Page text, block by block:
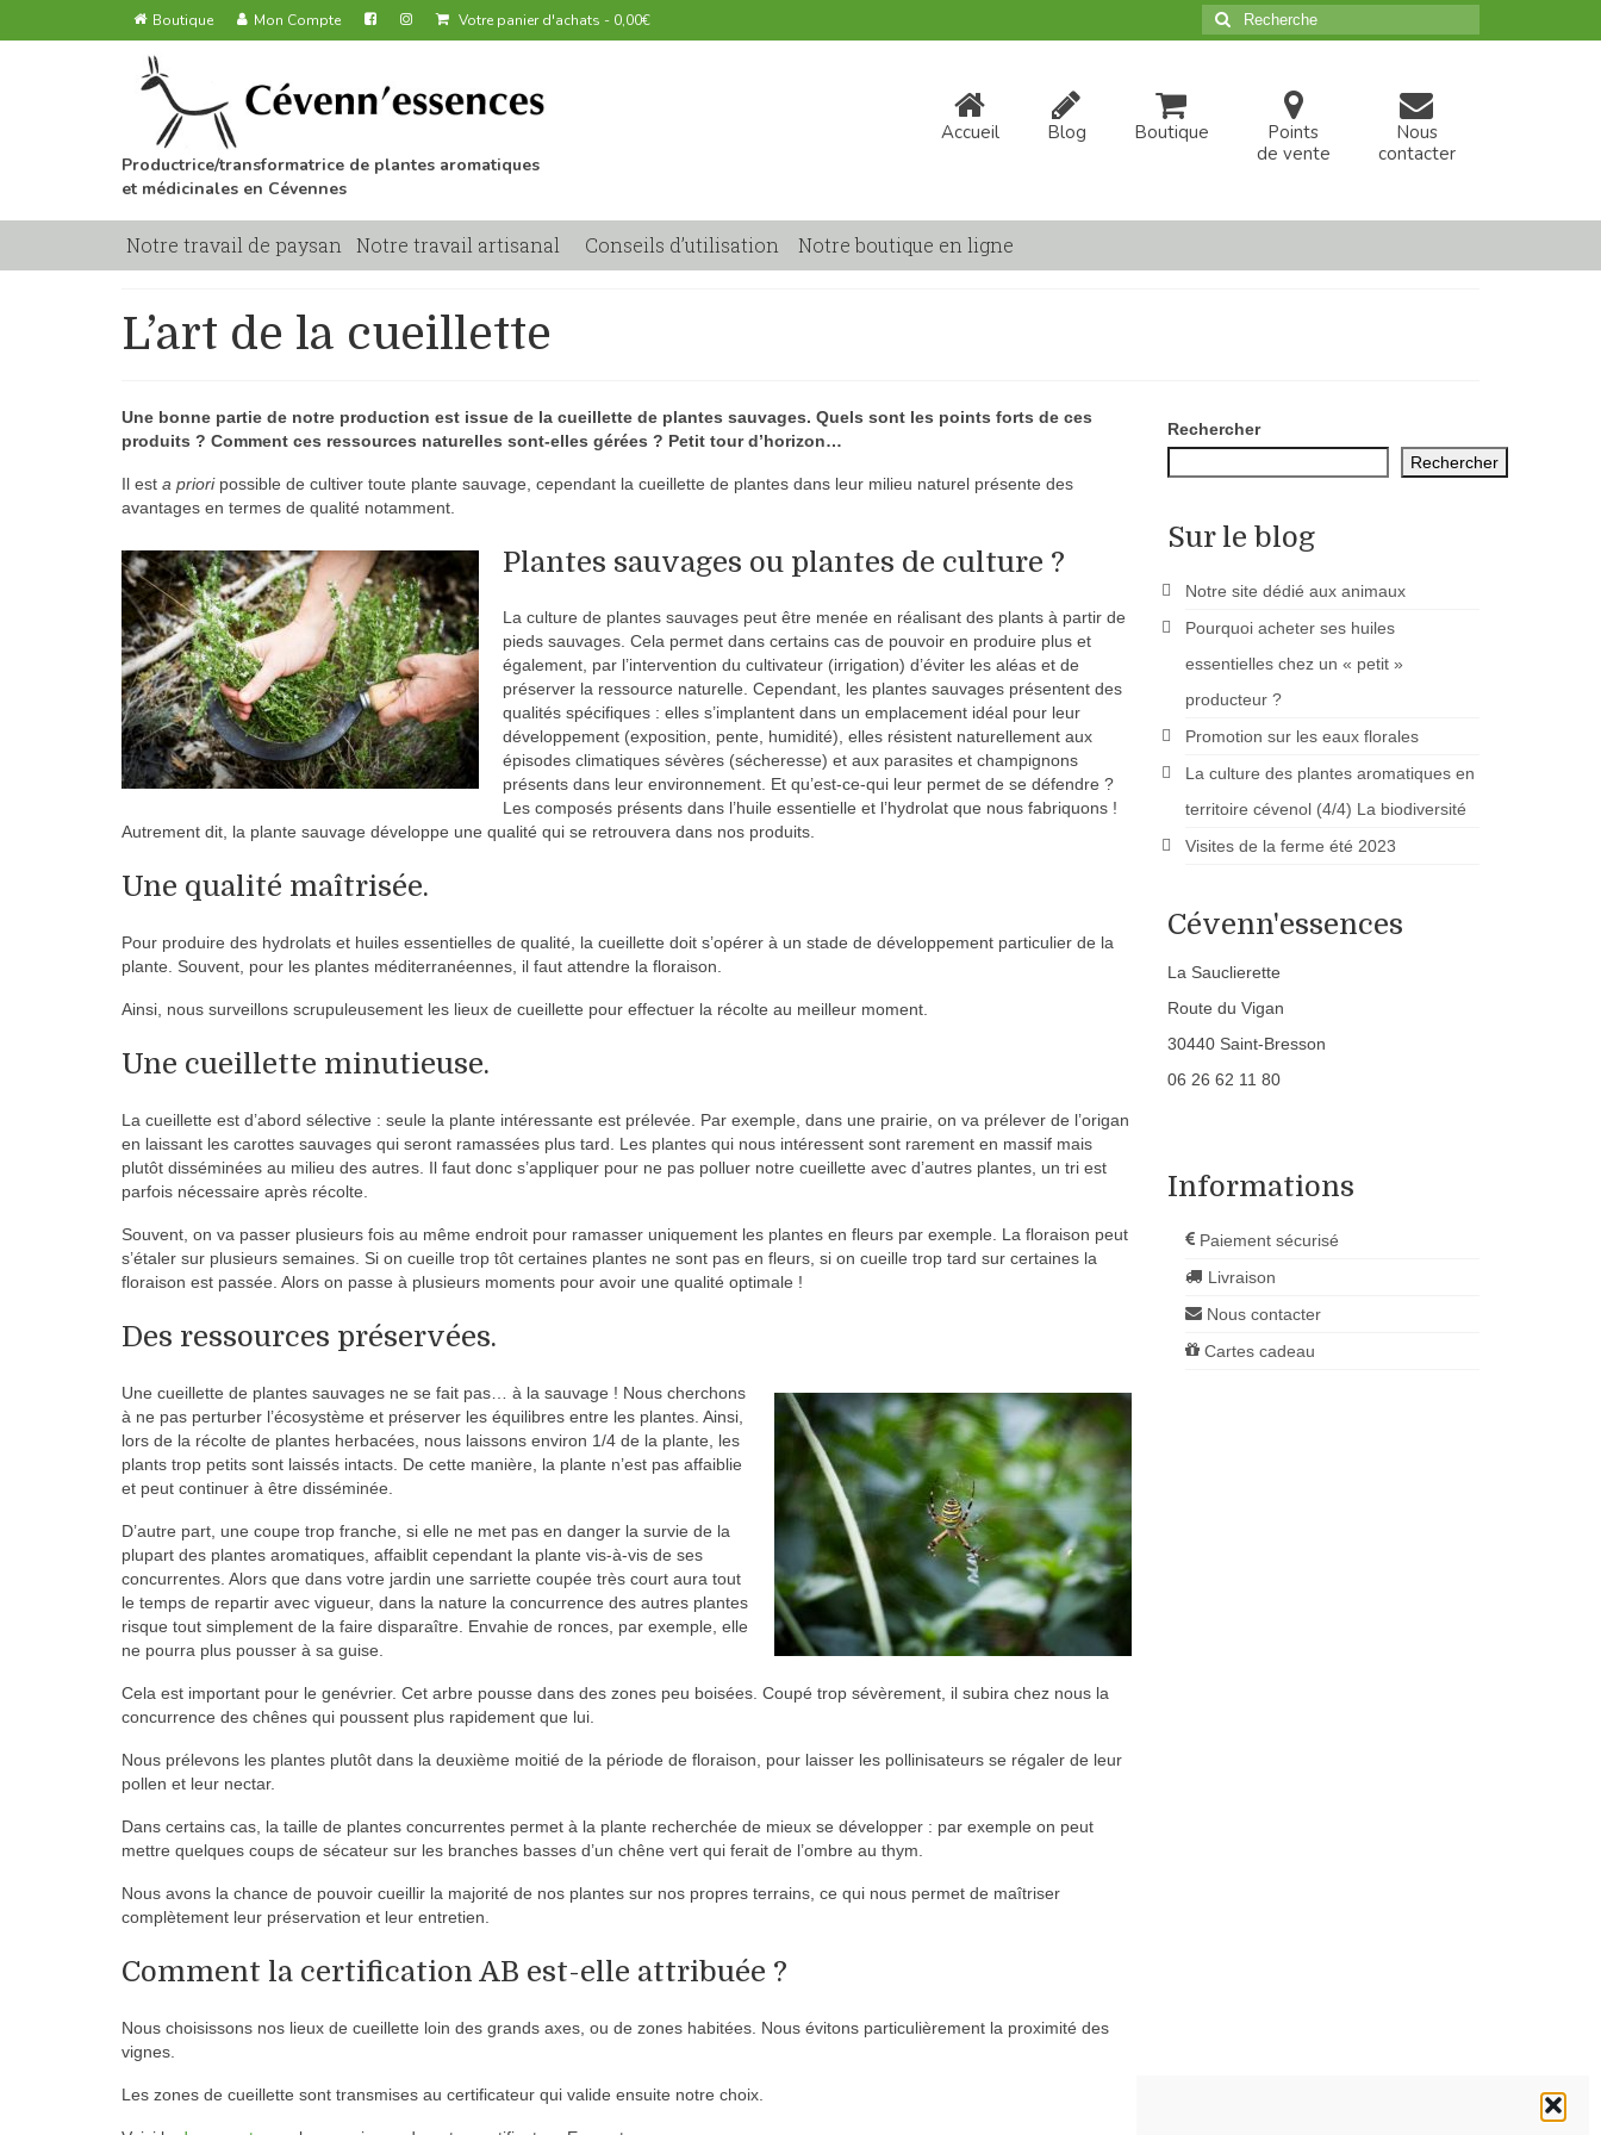
Boutique Mon Compte Votre panier d'achats - 0,00€
Rechercher
:
Productrice/transformatrice de plantes aromatiques
et médicinales en Cévennes
Accueil Blog Boutique
Points
de vente
Nous
contacter
Notre travail de paysan Notre travail artisanal Conseils d’utilisation Notre boutique en ligne
L’art de la cueillette
Une bonne partie de notre production est issue de la cueillette de plantes sauvages. Quels sont les points forts de ces
produits ? Comment ces ressources naturelles sont-elles gérées ? Petit tour d’horizon…
Il est a prioripossible de cultiver toute plante sauvage, cependant la cueillette de plantes dans leur milieu naturel présente des
avantages en termes de qualité notamment.
Plantes sauvages ou plantes de culture ?
La culture de plantes sauvages peut être menée en réalisant des plants à partir de
pieds sauvages. Cela permet dans certains cas de pouvoir en produire plus et
également, par l’intervention du cultivateur (irrigation) d’éviter les aléas et de
préserver la ressource naturelle. Cependant, les plantes sauvages présentent des
qualités spécifiques : elles s’implantent dans un emplacement idéal pour leur
développement (exposition, pente, humidité), elles résistent naturellement aux
épisodes climatiques sévères (sécheresse) et aux parasites et champignons
présents dans leur environnement. Et qu’est-ce-qui leur permet de se défendre ?
Les composés présents dans l’huile essentielle et l’hydrolat que nous fabriquons !
Autrement dit, la plante sauvage développe une qualité qui se retrouvera dans nos produits.
Une qualité maîtrisée.
Pour produire des hydrolats et huiles essentielles de qualité, la cueillette doit s’opérer à un stade de développement particulier de la
plante. Souvent, pour les plantes méditerranéennes, il faut attendre la floraison.
Ainsi, nous surveillons scrupuleusement les lieux de cueillette pour effectuer la récolte au meilleur moment.
Une cueillette minutieuse.
La cueillette est d’abord sélective : seule la plante intéressante est prélevée. Par exemple, dans une prairie, on va prélever de l’origan
en laissant les carottes sauvages qui seront ramassées plus tard. Les plantes qui nous intéressent sont rarement en massif mais
plutôt disséminées au milieu des autres. Il faut donc s’appliquer pour ne pas polluer notre cueillette avec d’autres plantes, un tri est
parfois nécessaire après récolte.
Souvent, on va passer plusieurs fois au même endroit pour ramasser uniquement les plantes en fleurs par exemple. La floraison peut
s’étaler sur plusieurs semaines. Si on cueille trop tôt certaines plantes ne sont pas en fleurs, si on cueille trop tard sur certaines la
floraison est passée. Alors on passe à plusieurs moments pour avoir une qualité optimale !
Des ressources préservées.
Une cueillette de plantes sauvages ne se fait pas… à la sauvage ! Nous cherchons
à ne pas perturber l’écosystème et préserver les équilibres entre les plantes. Ainsi,
lors de la récolte de plantes herbacées, nous laissons environ 1/4 de la plante, les
plants trop petits sont laissés intacts. De cette manière, la plante n’est pas affaiblie
et peut continuer à être disséminée.
D’autre part, une coupe trop franche, si elle ne met pas en danger la survie de la
plupart des plantes aromatiques, affaiblit cependant la plante vis-à-vis de ses
concurrentes. Alors que dans votre jardin une sarriette coupée très court aura tout
le temps de repartir avec vigueur, dans la nature la concurrence des autres plantes
risque tout simplement de la faire disparaître. Envahie de ronces, par exemple, elle
ne pourra plus pousser à sa guise.
Cela est important pour le genévrier. Cet arbre pousse dans des zones peu boisées. Coupé trop sévèrement, il subira chez nous la
concurrence des chênes qui poussent plus rapidement que lui.
Nous prélevons les plantes plutôt dans la deuxième moitié de la période de floraison, pour laisser les pollinisateurs se régaler de leur
pollen et leur nectar.
Dans certains cas, la taille de plantes concurrentes permet à la plante recherchée de mieux se développer : par exemple on peut
mettre quelques coups de sécateur sur les branches basses d’un chêne vert qui ferait de l’ombre au thym.
Nous avons la chance de pouvoir cueillir la majorité de nos plantes sur nos propres terrains, ce qui nous permet de maîtriser
complètement leur préservation et leur entretien.
Comment la certification AB est-elle attribuée ?
Nous choisissons nos lieux de cueillette loin des grands axes, ou de zones habitées. Nous évitons particulièrement la proximité des
vignes.
Les zones de cueillette sont transmises au certificateur qui valide ensuite notre choix.
Rechercher
Rechercher
Sur le blog
Notre site dédié aux animaux
Pourquoi acheter ses huiles
essentielles chez un « petit »
producteur ?
Promotion sur les eaux florales
La culture des plantes aromatiques en
territoire cévenol (4/4) La biodiversité
Visites de la ferme été 2023
Cévenn'essences
La Sauclierette
Route du Vigan
30440 Saint-Bresson
06 26 62 11 80
Informations
Paiement sécurisé
Livraison
Nous contacter
Cartes cadeau